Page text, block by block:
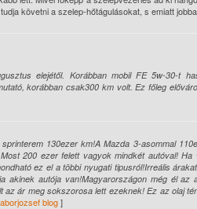
követni a szelep-hőtágulásokat, s emiatt
elejétől. Korábban mobil FE 5w-30-t
korábban csak300 km volt. Ez főleg
130ezer km!A Mazda 3-asommal
200 ezer felett vagyok mindkét autóval!
ez el a többi nyugati tipusról!Irreális
akinek autója van!Magyarországon még él
az ár meg sokszorosa lett ezeknek! Ez az olaj
blog]